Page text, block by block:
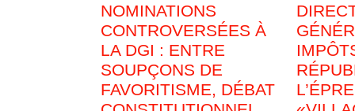
NOMINATIONS
CONTROVERSÉES À
LA DGI : ENTRE
SOUPÇONS DE
FAVORITISME, DÉBAT